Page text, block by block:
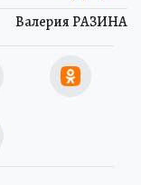
Валерия РАЗИНА